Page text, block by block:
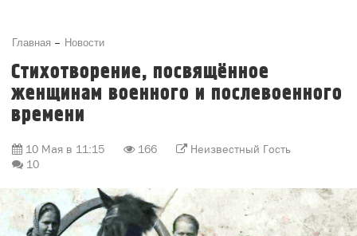
Главная Новости
Стихотворение, посвящённое
женщинам военного и послевоенного
времени
10 Мая в 11:15 166
Неизвестный Гость
10